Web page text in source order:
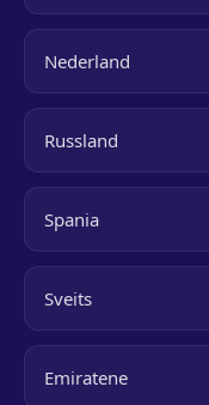
Nederland
Russland
Spania
Sveits
Emiratene